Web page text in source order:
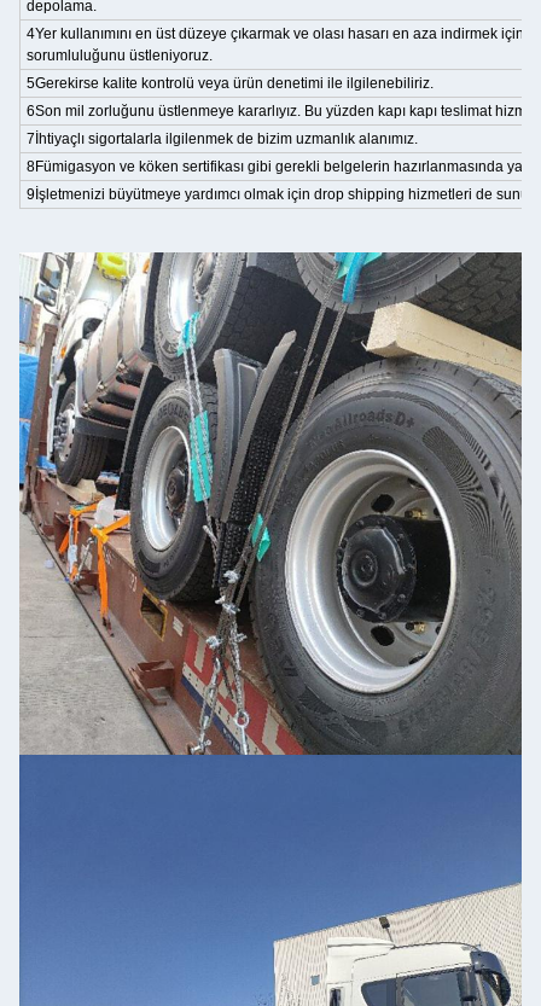
depolama.
4Yer kullanımını en üst düzeye çıkarmak ve olası hasarı en aza indirmek için
sorumluluğunu üstleniyoruz.
5Gerekirse kalite kontrolü veya ürün denetimi ile ilgilenebiliriz.
6Son mil zorluğunu üstlenmeye kararlıyız. Bu yüzden kapı kapı teslimat
7İhtiyaçlı sigortalarla ilgilenmek de bizim uzmanlık alanımız.
8Fümigasyon ve köken sertifikası gibi gerekli belgelerin hazırlanmasında
9İşletmenizi büyütmeye yardımcı olmak için drop shipping hizmetleri de